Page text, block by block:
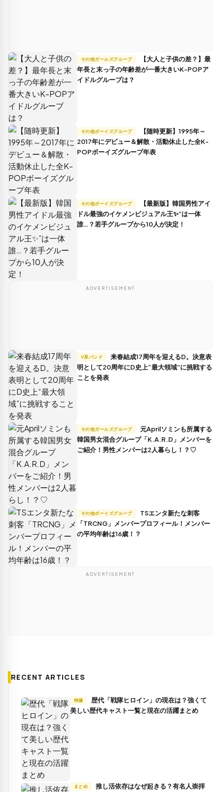
その他ガールズグループ
年長と末っ子の年齢差が一番大きいK-POPア
イドルグループは？
その他ボーイズグループ
2017年にデビュー＆解散・活動休止した全K-
POPボーイズグループ年表
その他ボーイズグループ
ドル最強のイケメンビジュアル王✨”は一体
誰…？若手グループから10人が決定！
ADVERTISEMENT
V系バンド
来春結成17周年を迎えるD。決意表
明として20周年にD史上“最大領域”に挑戦する
ことを発表
その他ガールズグループ
韓国男女混合グループ「K.A.R.D」メンバーを
ご紹介！男性メンバーは2人暮らし！？♡
その他ボーイズグループ
「TRCNG」メンバープロフィール！メンバー
の平均年齢は16歳！？
ADVERTISEMENT
RECENT ARTICLES
特撮
美しい歴代キャスト一覧と現在の活躍まとめ
まとめ
推し活依存はなぜ起きる？有名人崇拝